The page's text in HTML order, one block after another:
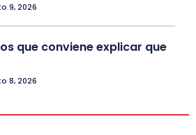
9, 2026
que conviene explicar que
8, 2026